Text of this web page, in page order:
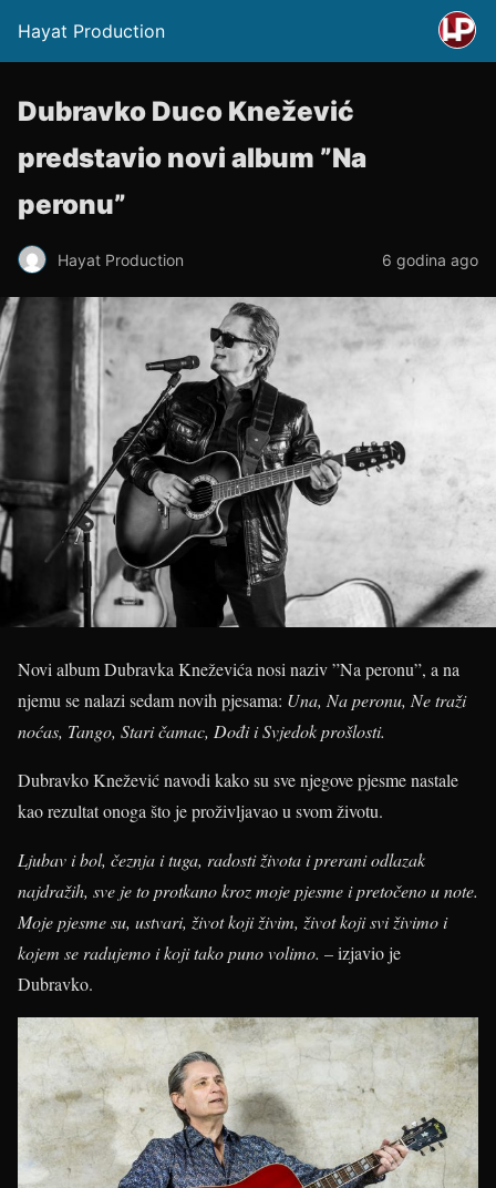
Hayat Production
Dubravko Duco Knežević
predstavio novi album ”Na
peronu”
Hayat Production 6 godina ago
Novi album Dubravka Kneževića nosi naziv ”Na peronu”, a na
njemu se nalazi sedam novih pjesama: Una, Na peronu, Ne traži
noćas, Tango, Stari čamac, Dođi i Svjedok prošlosti.
Dubravko Knežević navodi kako su sve njegove pjesme nastale
kao rezultat onoga što je proživljavao u svom životu.
Ljubav i bol, čeznja i tuga, radosti života i prerani odlazak
najdražih, sve je to protkano kroz moje pjesme i pretočeno u note.
Moje pjesme su, ustvari, život koji živim, život koji svi živimo i
kojem se radujemo i koji tako puno volimo. – izjavio je
Dubravko.